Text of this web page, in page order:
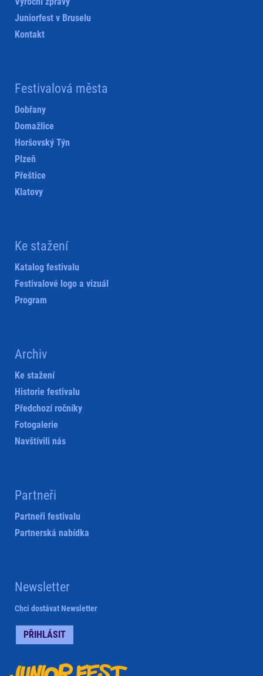
Juniorfest v Bruselu
Kontakt
Festivalová města
Dobřany
Domažlice
Horšovský Týn
Plzeň
Přeštice
Klatovy
Ke stažení
Katalog festivalu
Festivalové logo a vizuál
Program
Archiv
Ke stažení
Historie festivalu
Předchozí ročníky
Fotogalerie
Navštívili nás
Partneři
Partneři festivalu
Partnerská nabídka
Newsletter
Chci dostávat Newsletter
PŘIHLÁSIT